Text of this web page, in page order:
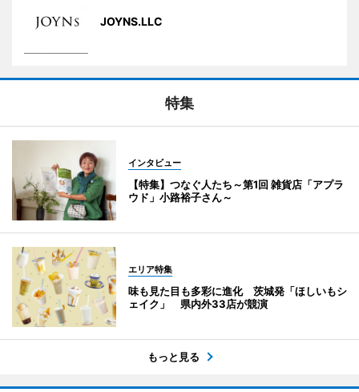
JOYNS.LLC
特集
インタビュー
【特集】つなぐ人たち～第1回 雑貨店「アプラ
ウド」小路裕子さん～
エリア特集
味も見た目も多彩に進化 茨城発「ほしいもシ
ェイク」 県内外33店が競演
もっと見る